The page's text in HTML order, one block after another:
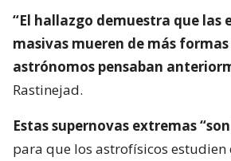
“El hallazgo demuestra que las
masivas mueren de más formas
astrónomos pensaban
Rastinejad.
Estas supernovas extremas
para que los astrofísicos estudien